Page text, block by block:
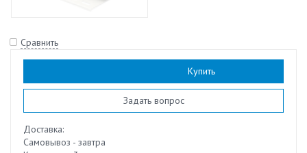
Сравнить
Купить
Задать вопрос
Доставка:
Самовывоз - завтра